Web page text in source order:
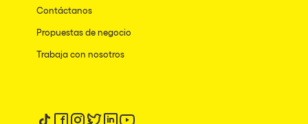
Contáctanos
Propuestas de negocio
Trabaja con nosotros
Síguenos en tiktok
Síguenos en facebook
Síguenos en instagram
Síguenos en twitter
Síguenos en linkedin
Síguenos en youtube